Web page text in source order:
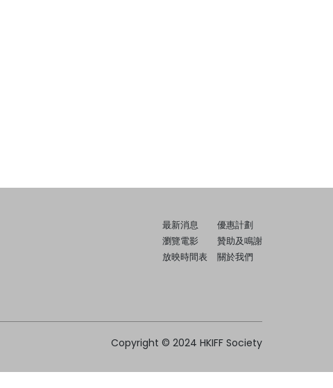
最新消息
瀏覽電影
放映時間表
優惠計劃
贊助及鳴謝
關於我們
Copyright © 2024 HKIFF Society